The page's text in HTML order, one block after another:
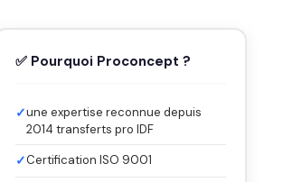
✅ Pourquoi Proconcept ?
✓une expertise reconnue depuis
2014 transferts pro IDF
✓Certification ISO 9001